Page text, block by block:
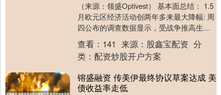
（来源：领盛Optivest） 基本面总结： 1.5
月欧元区经济活动创两年多来最大降幅: 周
四公布的调查数据显示，受战争推高生活
成本冲击，5月欧元区经济活动萎缩....
查看： 141 来源： 股鑫宝配资 分
类： 配资炒股开户方案
镕盛融资 传美伊最终协议草案达成 美
债收益率走低